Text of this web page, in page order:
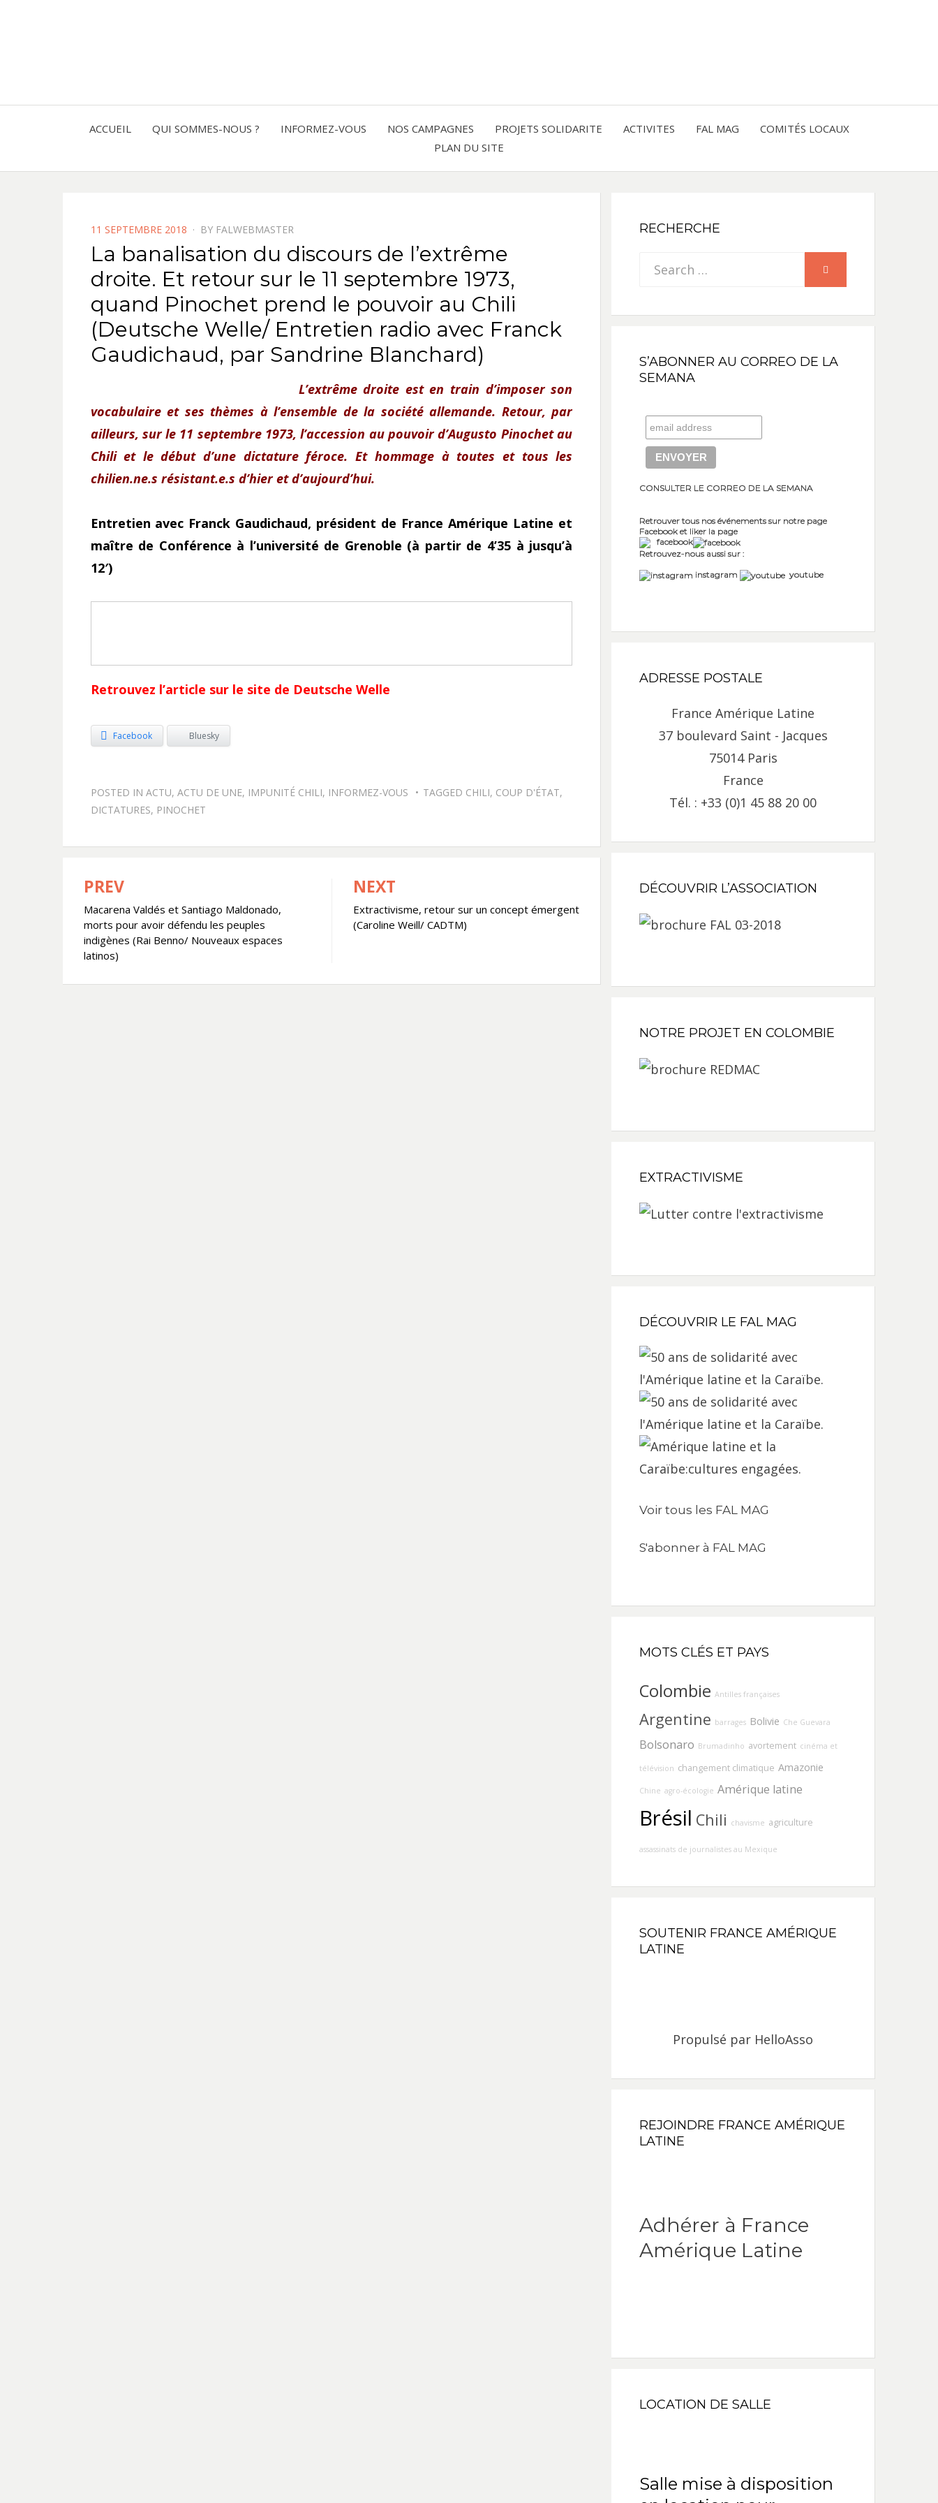
AMERIQUE
LATINE
ACCUEIL QUI SOMMES-NOUS ? INFORMEZ-VOUS NOS CAMPAGNES PROJETS SOLIDARITE ACTIVITES FAL MAG
COMITÉS LOCAUX
PLAN DU SITE
POSTED
ON
11 SEPTEMBRE 2018 BY FALWEBMASTER
La banalisation du discours de l’extrême
droite. Et retour sur le 11 septembre 1973,
quand Pinochet prend le pouvoir au Chili
(Deutsche Welle/ Entretien radio avec Franck
Gaudichaud, par Sandrine Blanchard)
L’extrême droite est en train d’imposer son
vocabulaire et ses thèmes à l’ensemble de la société allemande. Retour, par
ailleurs, sur le 11 septembre 1973, l’accession au pouvoir d’Augusto Pinochet au
Chili et le début d’une dictature féroce.Et hommage à toutes et tous les
chilien.ne.s résistant.e.s d’hier et d’aujourd’hui.
Entretien avec Franck Gaudichaud, président de France Amérique Latine et
maître de Conférence à l’université de Grenoble (à partir de 4’35 à jusqu’à
12′)
Retrouvez l’article sur le site de Deutsche Welle
Facebook Bluesky
POSTED IN ACTU, ACTU DE UNE, IMPUNITÉ CHILI, INFORMEZ-VOUS TAGGED CHILI, COUP D'ÉTAT,
DICTATURES, PINOCHET
Navigation
de
l’article
PREV
Macarena Valdés et Santiago Maldonado,
morts pour avoir défendu les peuples
indigènes (Rai Benno/ Nouveaux espaces
latinos)
NEXT
Extractivisme, retour sur un concept émergent
(Caroline Weill/ CADTM)
RECHERCHE
Search
S’ABONNER AU CORREO DE LA
SEMANA
CONSULTER LE CORREO DE LA SEMANA
Retrouver tous nos événements sur notre page
Facebook et liker la page
facebook
Retrouvez-nous aussi sur :
instagram
youtube
ADRESSE POSTALE
France Amérique Latine
37 boulevard Saint - Jacques
75014 Paris
France
Tél. : +33 (0)1 45 88 20 00
DÉCOUVRIR L’ASSOCIATION
NOTRE PROJET EN COLOMBIE
EXTRACTIVISME
DÉCOUVRIR LE FAL MAG
Voir tous les FAL MAG
S'abonner à FAL MAG
MOTS CLÉS ET PAYS
Colombie Antilles françaises
Argentine barrages Bolivie Che Guevara
Bolsonaro Brumadinho avortement cinéma et
télévision changement climatique Amazonie
Chine agro-écologie Amérique latine
Brésil Chili chavisme agriculture
assassinats de journalistes au Mexique
SOUTENIR FRANCE AMÉRIQUE
LATINE
Propulsé par HelloAsso
REJOINDRE FRANCE AMÉRIQUE
LATINE
Adhérer à France
Amérique Latine
LOCATION DE SALLE
Salle mise à disposition